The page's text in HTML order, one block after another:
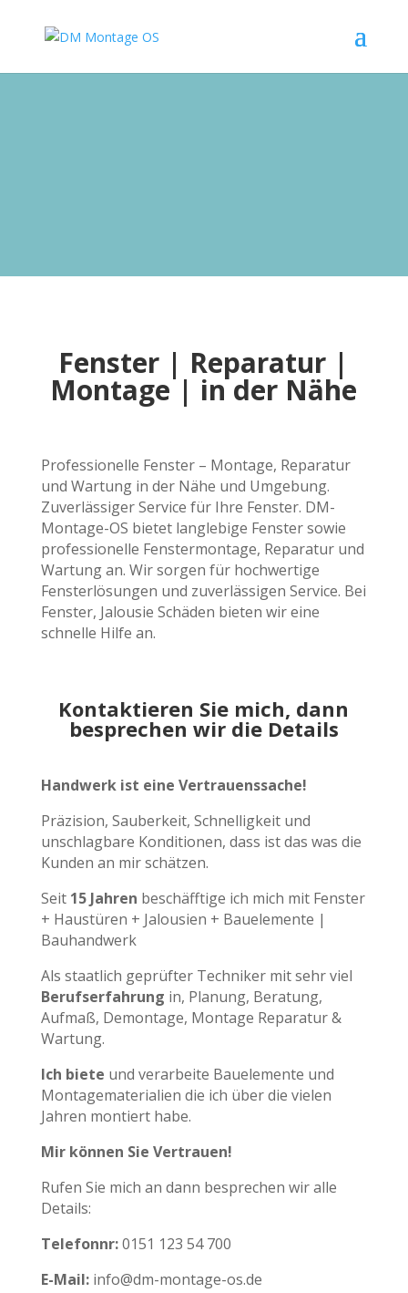
Fenster | Reparatur |
Montage | in der Nähe
Professionelle Fenster – Montage, Reparatur
und Wartung in der Nähe und Umgebung.
Zuverlässiger Service für Ihre Fenster. DM-
Montage-OS bietet langlebige Fenster sowie
professionelle Fenstermontage, Reparatur und
Wartung an. Wir sorgen für hochwertige
Fensterlösungen und zuverlässigen Service. Bei
Fenster, Jalousie Schäden bieten wir eine
schnelle Hilfe an.
Kontaktieren Sie mich, dann
besprechen wir die Details
Handwerk ist eine Vertrauenssache!
Präzision, Sauberkeit, Schnelligkeit und
unschlagbare Konditionen, dass ist das was die
Kunden an mir schätzen.
Seit 15 Jahren beschäfftige ich mich mit Fenster
+ Haustüren + Jalousien + Bauelemente |
Bauhandwerk
Als staatlich geprüfter Techniker mit sehr viel
Berufserfahrung in, Planung, Beratung,
Aufmaß, Demontage, Montage Reparatur &
Wartung.
Ich biete und verarbeite Bauelemente und
Montagematerialien die ich über die vielen
Jahren montiert habe.
Mir können Sie Vertrauen!
Rufen Sie mich an dann besprechen wir alle
Details:
Telefonnr:0151 123 54 700
E-Mail:info@dm-montage-os.de